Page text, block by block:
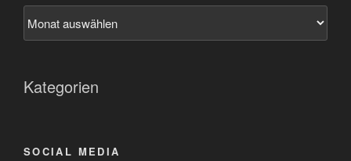
Kategorien
SOCIAL MEDIA